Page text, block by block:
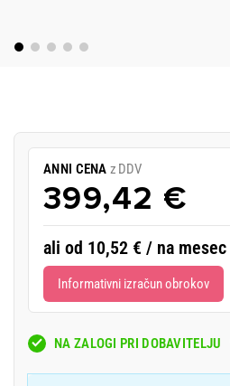
ANNI CENA z DDV
399,42 €
ali od 10,52 € / na mesec
Informativni izračun obrokov
NA ZALOGI PRI DOBAVITELJU